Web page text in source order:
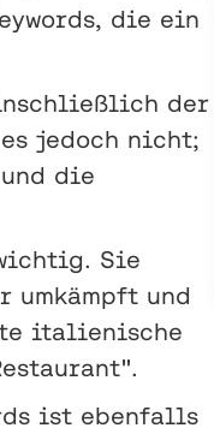
die ein
der
jedoch nicht;
die
Sie
umkämpft und
italienische
ist ebenfalls